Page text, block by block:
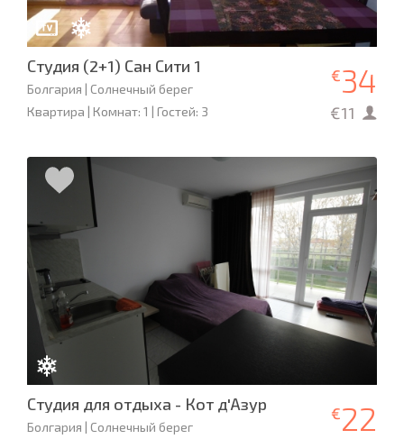
Студия (2+1) Сан Сити 1
Болгария | Солнечный берег
Квартира | Комнат: 1 | Гостей: 3
€34
€11
Студия для отдыха - Кот д'Азур
Болгария | Солнечный берег
€22